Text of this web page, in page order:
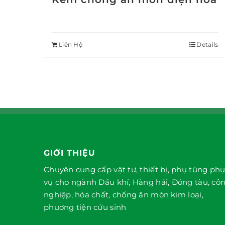
Liên Hệ Details
GIỚI THIỆU
Chuyên cung cấp vật tư, thiết bị, phụ tùng
vụ cho ngành Dầu khí, Hàng hải, Đóng tàu,
nghiệp, hóa chất, chống ăn mòn kim loại,
phương tiện cứu sinh